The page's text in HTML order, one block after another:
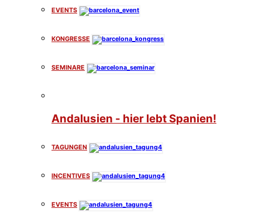
EVENTS
KONGRESSE
SEMINARE
Andalusien - hier lebt Spanien!
TAGUNGEN
INCENTIVES
EVENTS